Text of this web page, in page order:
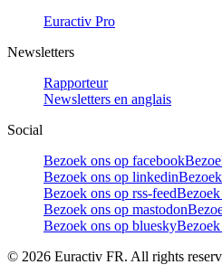
Euractiv Pro
Newsletters
Rapporteur
Newsletters en anglais
Social
Bezoek ons op facebook
Bezoek ons op linkedin
Bezoek ons op rss-feed
Bezoek ons op mastodon
Bezoek ons op bluesky
© 2026 Euractiv FR. All rights